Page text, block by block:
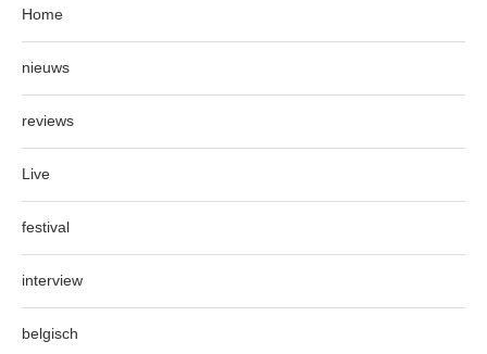
Home
nieuws
reviews
Live
festival
interview
belgisch